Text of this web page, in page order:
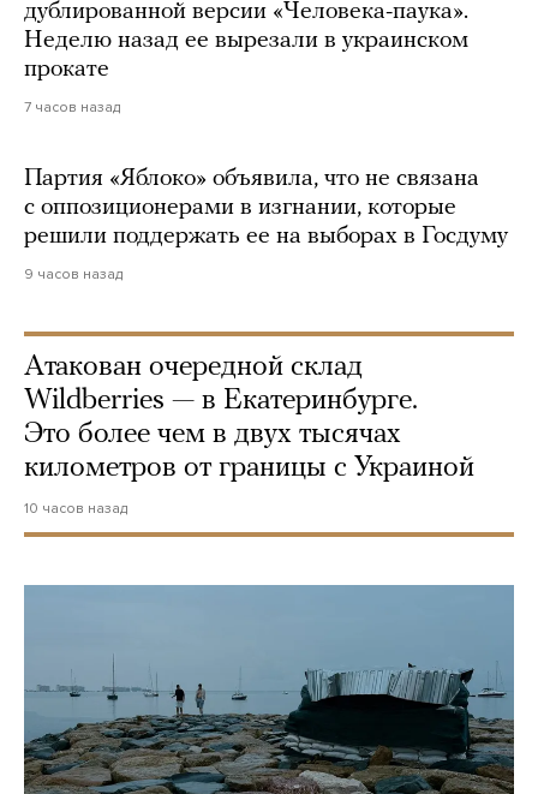
дублированной версии «Человека-паука».
Неделю назад ее вырезали в украинском
прокате
7 часов назад
Партия «Яблоко» объявила, что не связана
с оппозиционерами в изгнании, которые
решили поддержать ее на выборах в Госдуму
9 часов назад
Атакован очередной склад
Wildberries — в Екатеринбурге.
Это более чем в двух тысячах
километров от границы с Украиной
10 часов назад